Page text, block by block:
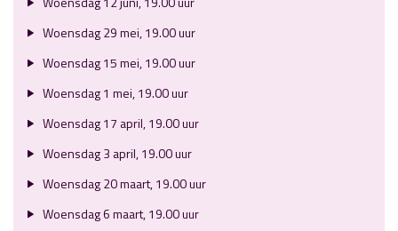
Woensdag 29 mei, 19.00 uur
Woensdag 15 mei, 19.00 uur
Woensdag 1 mei, 19.00 uur
Woensdag 17 april, 19.00 uur
Woensdag 3 april, 19.00 uur
Woensdag 20 maart, 19.00 uur
Woensdag 6 maart, 19.00 uur